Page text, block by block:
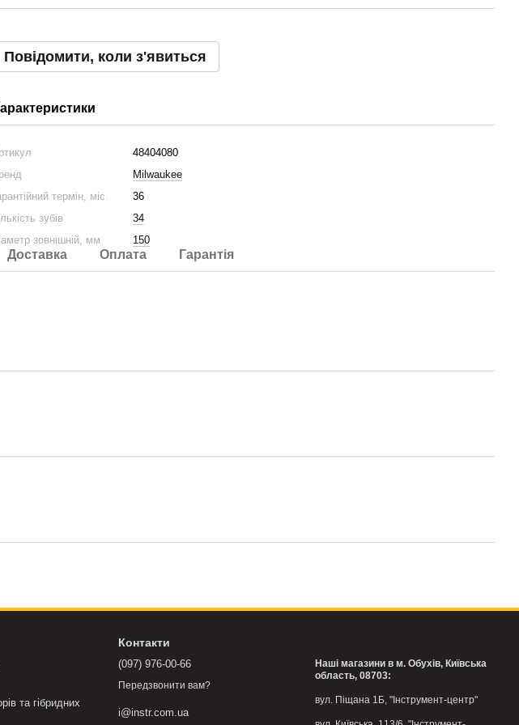
Повідомити, коли з'явиться
48404080
Milwaukee
термін, міс.
36
зубів
34
зовнішній, мм
150
Доставка Оплата Гарантія
та гібридних
Контакти
(097) 976-00-66
Передзвонити вам?
i@instr.com.ua
Наші магазини в м. Обухів, Київська
область, 08703:
вул. Піщана 1Б, "Інструмент-центр"